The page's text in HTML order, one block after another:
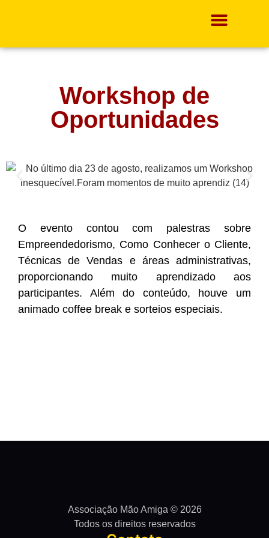
Workshop de
Oportunidades
O evento contou com palestras sobre
Empreendedorismo, Como Conhecer o Cliente,
Técnicas de Vendas e áreas administrativas,
proporcionando muito aprendizado aos
participantes. Além do conteúdo, houve um
animado coffee break e sorteios especiais.
Associação Mão Amiga © 2026
Todos os direitos reservados